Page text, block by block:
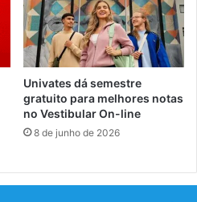
Univates dá semestre
gratuito para melhores notas
no Vestibular On-line
8 de junho de 2026